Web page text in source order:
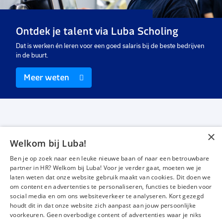
40 uur
€ 18,97- € 19,19 p.u.
40 uur
Uitzicht op vast
€ 3.465,50-€ 3.860,48
Ontdek je talent via Luba Scholing
Dat is werken én leren voor een goed salaris bij de beste bedrijven
in de buurt.
Meer weten
Werken bij Luba
Voor werkgevers
Mijn Luba
Contact
InstagramFacebookLinkedIn YouTube
×
Welkom bij Luba!
Ben je op zoek naar een leuke nieuwe baan of naar een betrouwbare
partner in HR? Welkom bij Luba! Voor je verder gaat, moeten we je
laten weten dat onze website gebruik maakt van cookies. Dit doen we
om content en advertenties te personaliseren, functies te bieden voor
social media en om ons websiteverkeer te analyseren. Kort gezegd
houdt dit in dat onze website zich aanpast aan jouw persoonlijke
voorkeuren. Geen overbodige content of advertenties waar je niks